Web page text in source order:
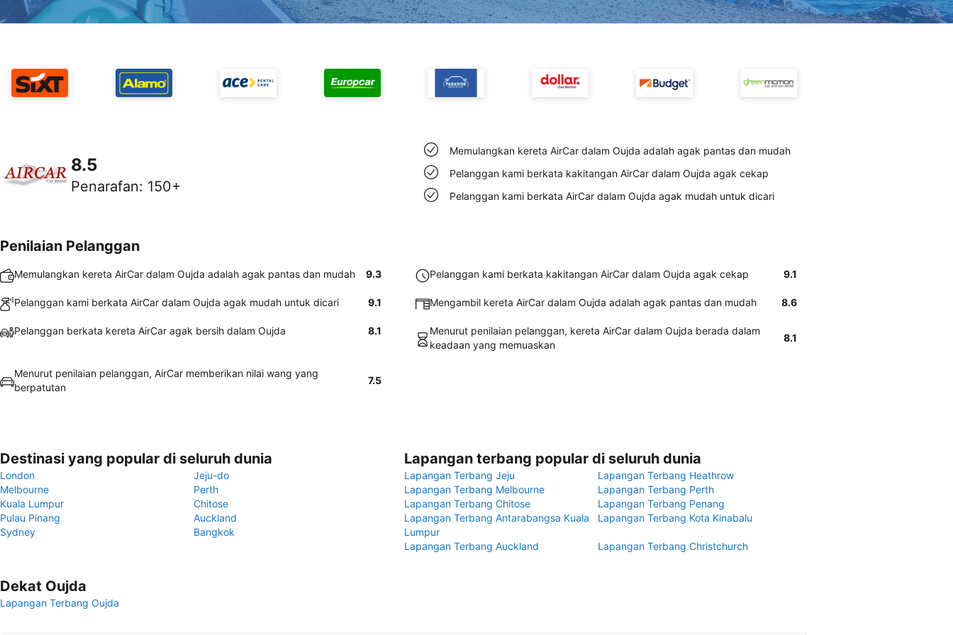
8.5
Penarafan: 150+
Memulangkan kereta AirCar dalam Oujda adalah agak pantas dan mudah
Pelanggan kami berkata kakitangan AirCar dalam Oujda agak cekap
Pelanggan kami berkata AirCar dalam Oujda agak mudah untuk dicari
Penilaian Pelanggan
Memulangkan kereta AirCar dalam Oujda adalah agak pantas dan mudah 9.3 Pelanggan kami berkata kakitangan AirCar dalam Oujda agak cekap 9.1
Pelanggan kami berkata AirCar dalam Oujda agak mudah untuk dicari 9.1 Mengambil kereta AirCar dalam Oujda adalah agak pantas dan mudah 8.6
Pelanggan berkata kereta AirCar agak bersih dalam Oujda 8.1
Menurut penilaian pelanggan, kereta AirCar dalam Oujda berada dalam
keadaan yang memuaskan
8.1
Menurut penilaian pelanggan, AirCar memberikan nilai wang yang
berpatutan
7.5
Destinasi yang popular di seluruh dunia
London
Jeju-do
Melbourne
Perth
Kuala Lumpur
Chitose
Pulau Pinang
Auckland
Sydney
Bangkok
Lapangan terbang popular di seluruh dunia
Lapangan Terbang Jeju
Lapangan Terbang Heathrow
Lapangan Terbang Melbourne
Lapangan Terbang Perth
Lapangan Terbang Chitose
Lapangan Terbang Penang
Lapangan Terbang Antarabangsa Kuala
Lumpur
Lapangan Terbang Kota Kinabalu
Lapangan Terbang Auckland Lapangan Terbang Christchurch
Dekat Oujda
Lapangan Terbang Oujda